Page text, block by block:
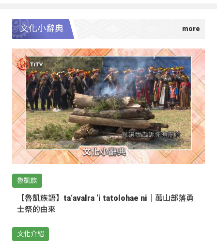
文化小辭典
魯凱族
【魯凱族語】ta‘avalra ‘i tatolohae ni｜萬山部落勇
士祭的由來
文化介紹